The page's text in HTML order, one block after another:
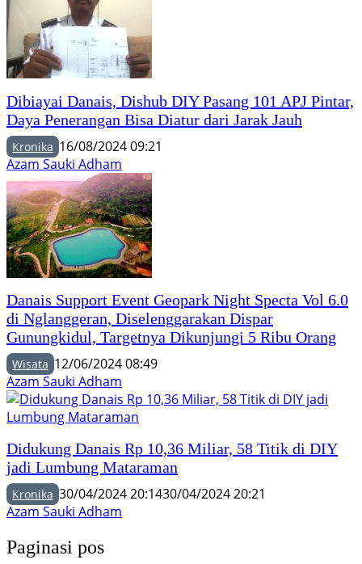
Dibiayai Danais, Dishub DIY Pasang 101 APJ Pintar,
Daya Penerangan Bisa Diatur dari Jarak Jauh
Kronika 16/08/2024 09:21
Azam Sauki Adham
Danais Support Event Geopark Night Specta Vol 6.0
di Nglanggeran, Diselenggarakan Dispar
Gunungkidul, Targetnya Dikunjungi 5 Ribu Orang
Wisata 12/06/2024 08:49
Azam Sauki Adham
Didukung Danais Rp 10,36 Miliar, 58 Titik di DIY
jadi Lumbung Mataraman
Kronika 30/04/2024 20:1430/04/2024 20:21
Azam Sauki Adham
Paginasi pos